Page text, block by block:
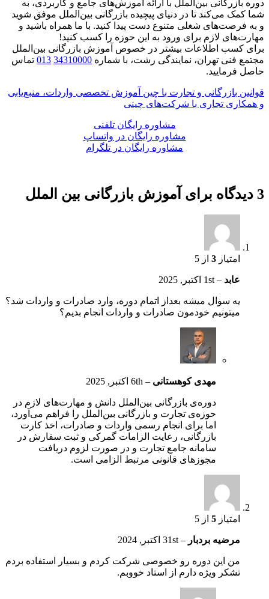
دوره بازرگانی بین‌الملل با ارائه آموزش‌های جامع و کاربردی، به
شما کمک می‌کند تا در دنیای پیچیده بازرگانی بین‌الملل موفق شوید
و به فرصت‌های شغلی متنوع دست پیدا کنید. با ما همراه باشید و
مهارت‌های لازم برای ورود به این حوزه را کسب کنید!
برای کسب اطلاعات بیشتر در خصوص آموزش بازرگانی بین‌الملل
مجتمع فنی تهران، نمایندگی رشت، با شماره 34310000
013 تماس
حاصل فرمایید.
قوانین بازرگانی و تجارت با چین آموزش تخصصی واردات، منبع‌یابی
و همکاری تجاری با شرکت‌های چینی
مشاوره رایگان تلفنی
مشاوره رایگان در واتساپ
مشاوره رایگان در تلگرام
3 دیدگاه برای آموزش بازرگانی بین الملل
امتیاز 3 از 5
عابد – 1st اکتبر, 2025
یه سوال میشه بعداز اتمام دوره، وارد صادرات و واردات شد؟
میتونیم خودمون صادرات و واردات انجام بدیم؟
مهدی کوهستانی – 6th اکتبر, 2025
دوره‌ی بازرگانی بین‌الملل دانش و مهارت‌های لازم در
حوزه‌ی تجارت و بازرگانی بین‌الملل را فراهم می‌آورد،
اما برای انجام رسمی واردات و صادرات، اخذ کارت
بازرگانی، رعایت الزامات گمرکی و ثبت سفارش در
سامانه جامع تجارت و در صورت لزوم دریافت
مجوزهای قانونی مرتبط الزامی است.
امتیاز 5 از 5
مرضیه بردبار – 31st اکتبر, 2024
من این دوره رو خصوصی شرکت کردم و بسیار استفاده بردم
تشکر ویژه دارم از استاد خووبم.